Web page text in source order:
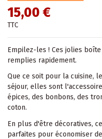
15,00 €
TTC
Empilez-les ! Ces jolies
remplies rapidement.
Que ce soit pour la cuisine,
séjour, elles sont
épices, des bonbons, des
coton.
En plus d'être décoratives,
parfaites pour économiser